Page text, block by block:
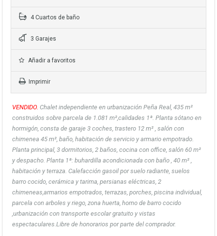
4 Cuartos de baño
3 Garajes
Añadir a favoritos
Imprimir
VENDIDO. Chalet independiente en urbanización Peña Real, 435 m²
construidos sobre parcela de 1.081 m²,calidades 1ª. Planta sótano en
hormigón, consta de garaje 3 coches, trastero 12 m² , salón con
chimenea 45 m², baño, habitación de servicio y armario empotrado.
Planta principal, 3 dormitorios, 2 baños, cocina con office, salón 60 m²
y despacho. Planta 1ª: buhardilla acondicionada con baño , 40 m² ,
habitación y terraza. Calefacción gasoil por suelo radiante, suelos
barro cocido, cerámica y tarima, persianas eléctricas, 2
chimeneas,armarios empotrados, terrazas, porches, piscina individual,
parcela con arboles y riego, zona huerta, horno de barro cocido
,urbanización con transporte escolar gratuito y vistas
espectaculares.Libre de honorarios por parte del comprador.